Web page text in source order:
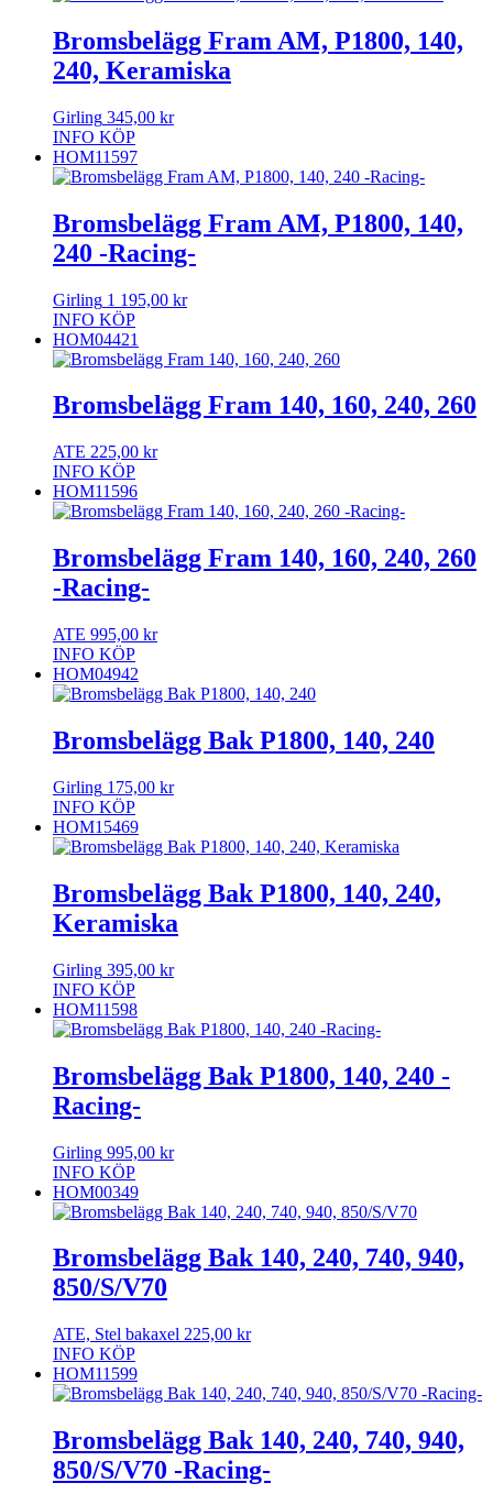
Bromsbelägg Fram AM, P1800, 140,
240, Keramiska
Girling 345,00 kr
INFO KÖP
HOM11597
Bromsbelägg Fram AM, P1800, 140,
240 -Racing-
Girling 1 195,00 kr
INFO KÖP
HOM04421
Bromsbelägg Fram 140, 160, 240, 260
ATE 225,00 kr
INFO KÖP
HOM11596
Bromsbelägg Fram 140, 160, 240, 260
-Racing-
ATE 995,00 kr
INFO KÖP
HOM04942
Bromsbelägg Bak P1800, 140, 240
Girling 175,00 kr
INFO KÖP
HOM15469
Bromsbelägg Bak P1800, 140, 240,
Keramiska
Girling 395,00 kr
INFO KÖP
HOM11598
Bromsbelägg Bak P1800, 140, 240 -
Racing-
Girling 995,00 kr
INFO KÖP
HOM00349
Bromsbelägg Bak 140, 240, 740, 940,
850/S/V70
ATE, Stel bakaxel 225,00 kr
INFO KÖP
HOM11599
Bromsbelägg Bak 140, 240, 740, 940,
850/S/V70 -Racing-